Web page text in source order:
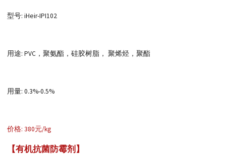
型号: iHeir-IPI102
用途: PVC，聚氨酯，硅胶树脂， 聚烯烃，聚酯
用量: 0.3%-0.5%
价格: 380元/kg
【有机抗菌防霉剂】